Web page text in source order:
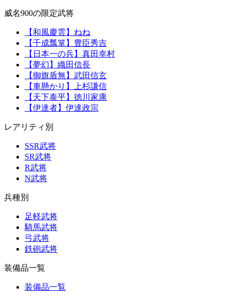
威名900の限定武将
【和風慶雲】ねね
【千成瓢箪】豊臣秀吉
【日本一の兵】真田幸村
【夢幻】織田信長
【御旗盾無】武田信玄
【車懸かり】上杉謙信
【天下泰平】徳川家康
【伊達者】伊達政宗
レアリティ別
SSR武将
SR武将
R武将
N武将
兵種別
足軽武将
騎馬武将
弓武将
鉄砲武将
装備品一覧
装備品一覧